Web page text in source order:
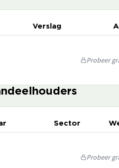
Verslag
Probeer
Sector
Probeer